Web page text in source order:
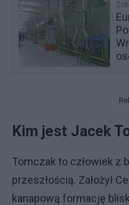
Kim jest Jacek
Tomczak to człowiek z
przeszłością. Założył
kanapową formację